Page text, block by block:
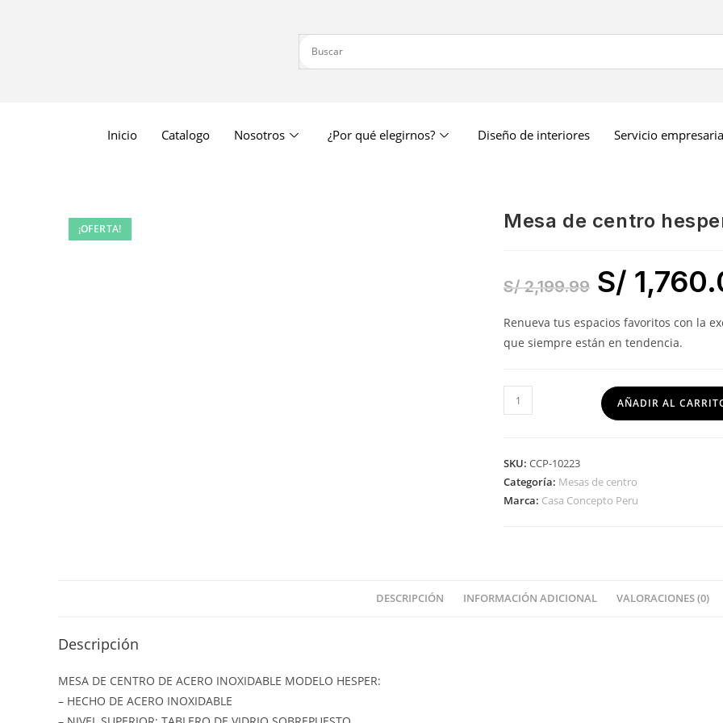
Inicio Catalogo Nosotros ¿Por qué elegirnos? Diseño de interiores Servicio
¡OFERTA! mesa de centro
S/2,199.99 S/
Renueva tus espacios favoritos con la
que siempre están en tendencia.
AÑADIR AL
SKU: CCP-10223
Categoría: Mesas de centro
Marca: Casa Concepto Peru
DESCRIPCIÓN INFORMACIÓN ADICIONAL VALORACIONES (0)
Descripción
MESA DE CENTRO DE ACERO INOXIDABLE MODELO HESPER:
– HECHO DE ACERO INOXIDABLE